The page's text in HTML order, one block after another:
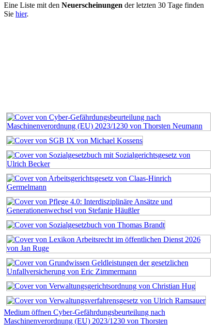
Eine Liste mit den Neuerscheinungen der letzten 30 Tage finden
Sie hier.
Medium öffnen Cyber-Gefährdungsbeurteilung nach
Maschinenverordnung (EU) 2023/1230 von Thorsten